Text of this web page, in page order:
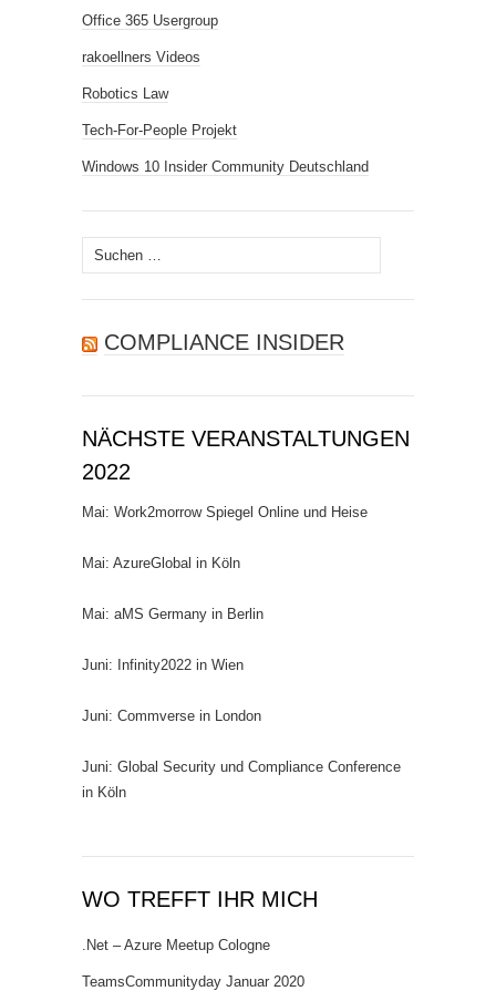
Office 365 Usergroup
rakoellners Videos
Robotics Law
Tech-For-People Projekt
Windows 10 Insider Community Deutschland
Suchen
nach:
COMPLIANCE INSIDER
NÄCHSTE VERANSTALTUNGEN
2022
Mai: Work2morrow Spiegel Online und Heise
Mai: AzureGlobal in Köln
Mai: aMS Germany in Berlin
Juni: Infinity2022 in Wien
Juni: Commverse in London
Juni: Global Security und Compliance Conference
in Köln
WO TREFFT IHR MICH
.Net – Azure Meetup Cologne
TeamsCommunityday Januar 2020